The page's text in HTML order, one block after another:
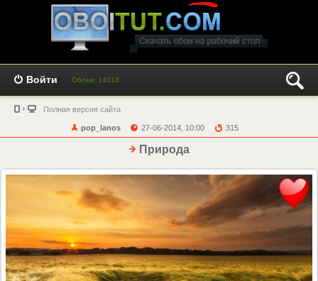
Войти Обоев: 14018
Полная версия сайта
pop_lanos 27-06-2014, 10:00 315
Природа